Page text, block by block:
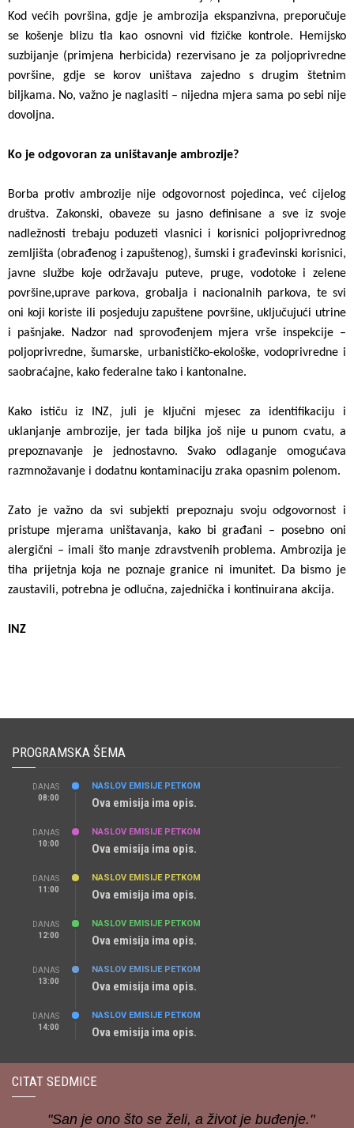
Kod većih površina, gdje je ambrozija ekspanzivna, preporučuje
se košenje blizu tla kao osnovni vid fizičke kontrole. Hemijsko
suzbijanje (primjena herbicida) rezervisano je za poljoprivredne
površine, gdje se korov uništava zajedno s drugim štetnim
biljkama. No, važno je naglasiti – nijedna mjera sama po sebi nije
dovoljna.
Ko je odgovoran za uništavanje ambrozije?
Borba protiv ambrozije nije odgovornost pojedinca, već cijelog
društva. Zakonski, obaveze su jasno definisane a sve iz svoje
nadležnosti trebaju poduzeti vlasnici i korisnici poljoprivrednog
zemljišta (obrađenog i zapuštenog), šumski i građevinski korisnici,
javne službe koje održavaju puteve, pruge, vodotoke i zelene
površine,uprave parkova, grobalja i nacionalnih parkova, te svi
oni koji koriste ili posjeduju zapuštene površine, uključujući utrine
i pašnjake. Nadzor nad sprovođenjem mjera vrše inspekcije –
poljoprivredne, šumarske, urbanističko-ekološke, vodoprivredne i
saobraćajne, kako federalne tako i kantonalne.
Kako ističu iz INZ, juli je ključni mjesec za identifikaciju i
uklanjanje ambrozije, jer tada biljka još nije u punom cvatu, a
prepoznavanje je jednostavno. Svako odlaganje omogućava
razmnožavanje i dodatnu kontaminaciju zraka opasnim polenom.
Zato je važno da svi subjekti prepoznaju svoju odgovornost i
pristupe mjerama uništavanja, kako bi građani – posebno oni
alergični – imali što manje zdravstvenih problema. Ambrozija je
tiha prijetnja koja ne poznaje granice ni imunitet. Da bismo je
zaustavili, potrebna je odlučna, zajednička i kontinuirana akcija.
INZ
PROGRAMSKA ŠEMA
DANAS
08:00
NASLOV EMISIJE PETKOM
Ova emisija ima opis.
DANAS
10:00
NASLOV EMISIJE PETKOM
Ova emisija ima opis.
DANAS
11:00
NASLOV EMISIJE PETKOM
Ova emisija ima opis.
DANAS
12:00
NASLOV EMISIJE PETKOM
Ova emisija ima opis.
DANAS
13:00
NASLOV EMISIJE PETKOM
Ova emisija ima opis.
DANAS
14:00
NASLOV EMISIJE PETKOM
Ova emisija ima opis.
CITAT SEDMICE
"San je ono što se želi, a život je buđenje."